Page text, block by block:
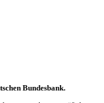
Bundesbank.